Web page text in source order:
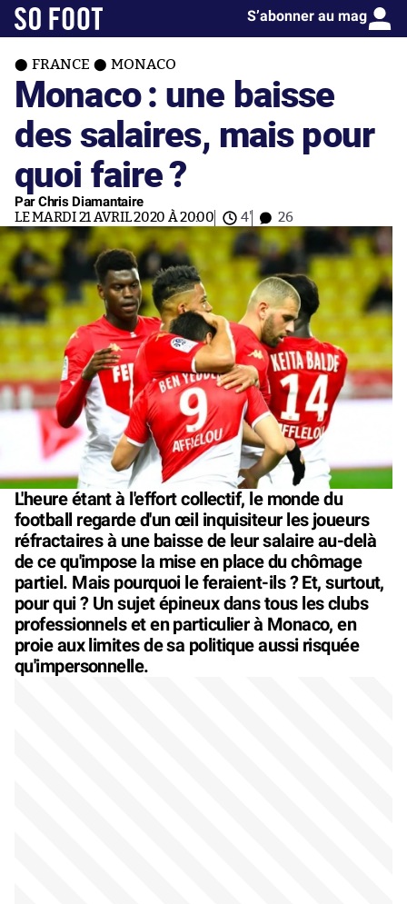
S’abonner au mag
FRANCE MONACO
Monaco : une baisse
des salaires, mais pour
quoi faire ?
Par Chris Diamantaire
LE MARDI 21 AVRIL 2020 À 20:00 4' 26
L'heure étant à l'effort collectif, le monde du
football regarde d'un œil inquisiteur les joueurs
réfractaires à une baisse de leur salaire au-delà
de ce qu'impose la mise en place du chômage
partiel. Mais pourquoi le feraient-ils ? Et, surtout,
pour qui ? Un sujet épineux dans tous les clubs
professionnels et en particulier à Monaco, en
proie aux limites de sa politique aussi risquée
qu'impersonnelle.